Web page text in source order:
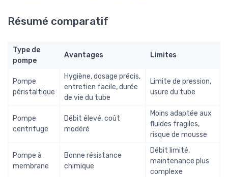
Résumé comparatif
Type de
pompe
Avantages Limites
Pompe
péristaltique
Hygiène, dosage précis,
entretien facile, durée
de vie du tube
Limite de pression,
usure du tube
Pompe
centrifuge
Débit élevé, coût
modéré
Moins adaptée aux
fluides fragiles,
risque de mousse
Pompe à
membrane
Bonne résistance
chimique
Débit limité,
maintenance plus
complexe